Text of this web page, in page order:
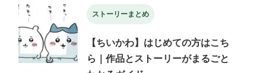
ストーリーまとめ
【ちいかわ】はじめての方はこち
ら｜作品とストーリーがまるごと